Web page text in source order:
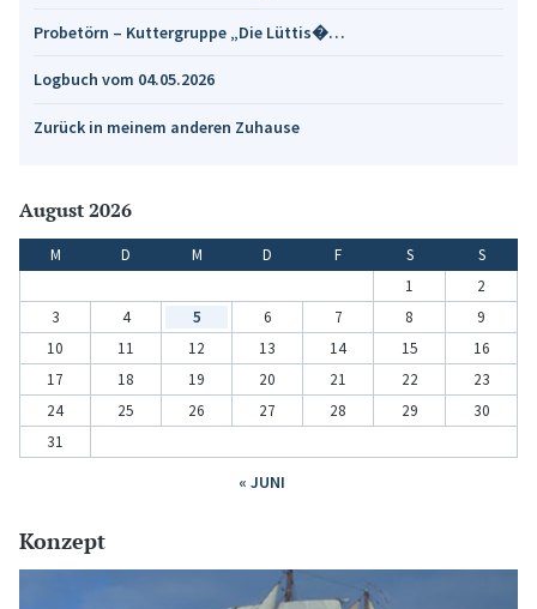
Probetörn – Kuttergruppe „Die Lüttis�…
Logbuch vom 04.05.2026
Zurück in meinem anderen Zuhause
August 2026
M D M D F S
S
1
2
3
4 5 6 7 8
9
10
11 12 13 14 15
16
17
18 19 20 21 22
23
24
25 26 27 28 29
30
31
« JUNI
Konzept